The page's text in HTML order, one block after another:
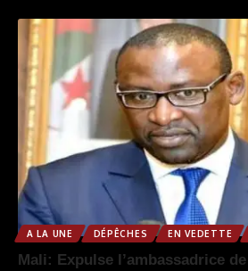
A LA UNE DÉPÊCHES EN VEDETTE
Mali: Expulse l’ambassadrice